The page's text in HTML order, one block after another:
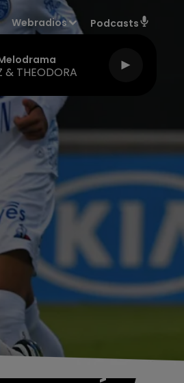
Webradios Podcasts
& THEODORA